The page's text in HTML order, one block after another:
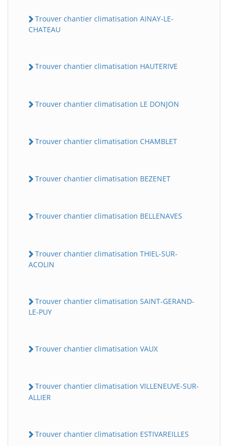
Trouver chantier climatisation AINAY-LE-
CHATEAU
Trouver chantier climatisation HAUTERIVE
Trouver chantier climatisation LE DONJON
Trouver chantier climatisation CHAMBLET
Trouver chantier climatisation BEZENET
Trouver chantier climatisation BELLENAVES
Trouver chantier climatisation THIEL-SUR-
ACOLIN
Trouver chantier climatisation SAINT-GERAND-
LE-PUY
Trouver chantier climatisation VAUX
Trouver chantier climatisation VILLENEUVE-SUR-
ALLIER
Trouver chantier climatisation ESTIVAREILLES